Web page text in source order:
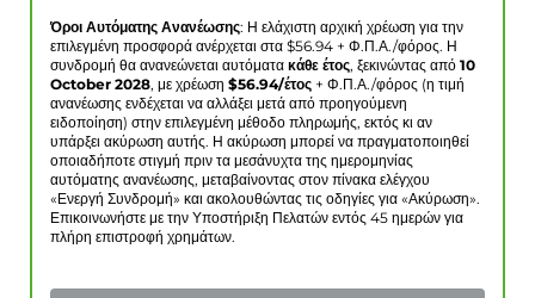
Όροι Αυτόματης Ανανέωσης: Η ελάχιστη αρχική χρέωση για την
επιλεγμένη προσφορά ανέρχεται στα $56.94 + Φ.Π.Α./φόρος. Η
συνδρομή θα ανανεώνεται αυτόματα κάθε έτος, ξεκινώντας από 10
October 2028, με χρέωση $56.94/έτος + Φ.Π.Α./φόρος (η τιμή
ανανέωσης ενδέχεται να αλλάξει μετά από προηγούμενη
ειδοποίηση) στην επιλεγμένη μέθοδο πληρωμής, εκτός κι αν
υπάρξει ακύρωση αυτής. Η ακύρωση μπορεί να πραγματοποιηθεί
οποιαδήποτε στιγμή πριν τα μεσάνυχτα της ημερομηνίας
αυτόματης ανανέωσης, μεταβαίνοντας στον πίνακα ελέγχου
«Ενεργή Συνδρομή» και ακολουθώντας τις οδηγίες για «Ακύρωση».
Επικοινωνήστε με την Υποστήριξη Πελατών εντός 45 ημερών για
πλήρη επιστροφή χρημάτων.